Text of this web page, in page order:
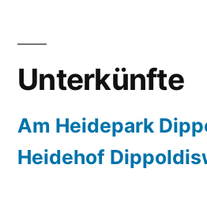
Unterkünfte
Am Heidepark
Heidehof